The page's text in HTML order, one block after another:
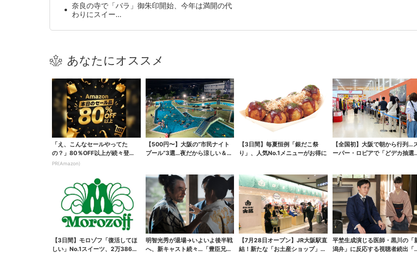
奈良の寺で「バラ」御朱印開始、今年は満開の代
わりにスイー…
あなたにオススメ
「え、こんなセールやってた
の？」80％OFF以上が続々登
場！Amazonの本気が...
PR(Amazon)
【500円〜】大阪の“市民ナイト
プール”3選…夜だから涼しい＆コ
【3日間】毎夏恒例「銀だこ祭
り」、人気No.1メニューがお得に
【全国初】大阪で朝から行列…
ーパー・ロピアで「どデカ抽選
【3日間】モロゾフ「復活してほ
しい」No.1スイーツ、2万3865
明智光秀が退場→いよいよ後半戦
へ、新キャスト続々…「豊臣兄
【7月28日オープン】JR大阪駅直
結！新たな「お土産ショップ」、
平埜生成演じる医師・黒川の「
潟弁」に反応する視聴者続出「